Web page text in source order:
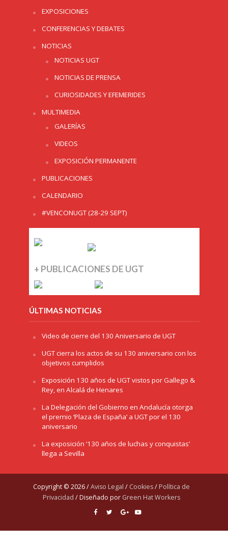
EXPOSICIONES
CONFERENCIAS Y DEBATES
NOTICIAS
NOTICIAS UGT
NOTICIAS DE PRENSA
CURIOSIDADES Y EFEMERIDES
MULTIMEDIA
GALERÍAS
VIDEOS
EXPOSICIÓN PERMANENTE
PUBLICACIONES
CALENDARIO
#VENCONUGT (28-29 SEPT)
+ PUBLICACIONES DE UGT
ÚLTIMAS NOTICIAS
Video de cierre del 130 Aniversario de UGT
UGT cierra los actos de su 130 aniversario con los
objetivos cumplidos
Exposición 130 años de UGT vistos por Gallego &
Rey, en Alcalá de Henares
La Delegación del Gobierno en Andalucía otorga
el premio ‘Plaza de España’ a UGT por el 130
aniversario
La exposición ‘130 años de luchas y conquistas’
llega a Sevilla
Copyright © 2026 /Aviso Legal / Cookies/ Política de
Privacidad / Diseñado por Green Hat Workers